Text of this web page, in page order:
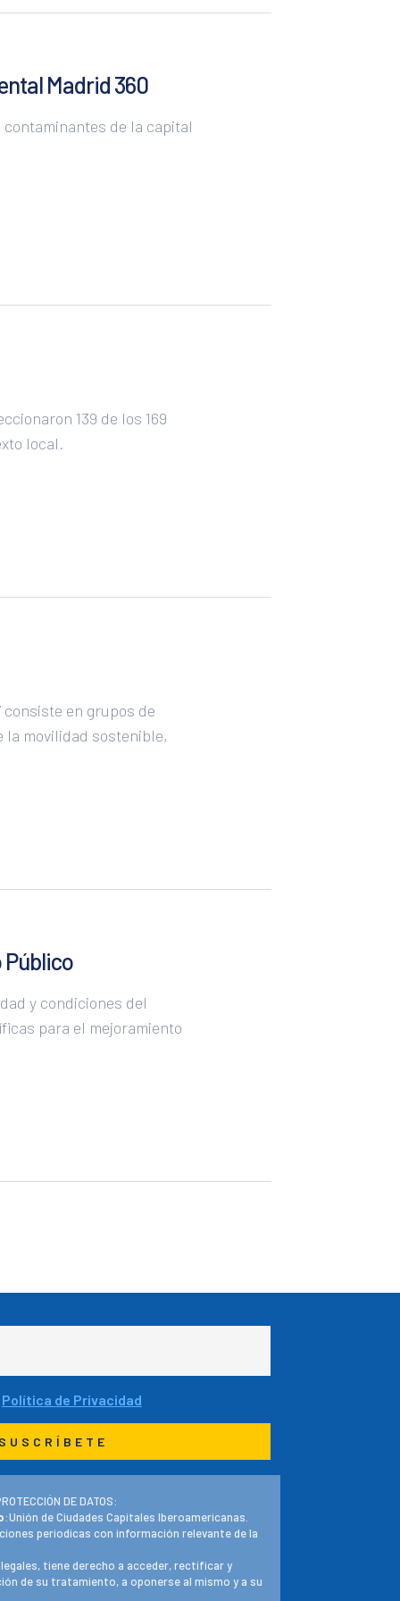
Madrid 360
de la capital
139 de los 169
local.
consiste en grupos de
la movilidad sostenible,
Público
y condiciones del
para el mejoramiento
Política de Privacidad
DE DATOS:
:Unión de Ciudades Capitales Iberoamericanas.
periodicas con información relevante de la
tiene derecho a acceder, rectificar y
de su tratamiento, a oponerse al mismo y a su